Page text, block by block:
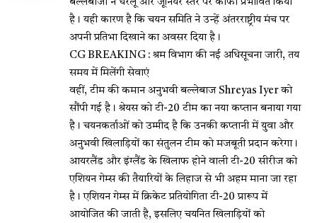
बल्लेबाजी ने घरेलू और जूनियर स्तर पर काफी प्रभावित किया
है। यही कारण है कि चयन समिति ने उन्हें अंतरराष्ट्रीय मंच पर
अपनी प्रतिभा दिखाने का अवसर दिया है।
CG BREAKING : श्रम विभाग की नई अधिसूचना जारी, तय
समय में मिलेंगी सेवाएं
वहीं, टीम की कमान अनुभवी बल्लेबाज Shreyas Iyer को
सौंपी गई है। श्रेयस को टी-20 टीम का नया कप्तान बनाया गया
है। चयनकर्ताओं को उम्मीद है कि उनकी कप्तानी में युवा और
अनुभवी खिलाड़ियों का संतुलन टीम को मजबूती प्रदान करेगा।
आयरलैंड और इंग्लैंड के खिलाफ होने वाली टी-20 सीरीज को
एशियन गेम्स की तैयारियों के लिहाज से भी अहम माना जा रहा
है। एशियन गेम्स में क्रिकेट प्रतियोगिता टी-20 प्रारूप में
आयोजित की जाती है, इसलिए चयनित खिलाड़ियों को